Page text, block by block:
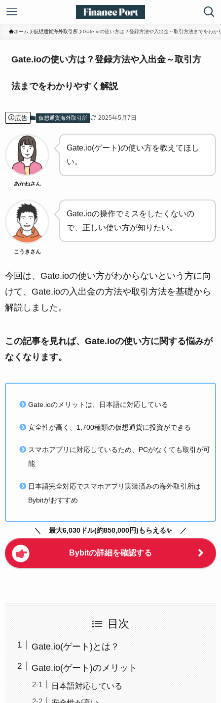
ホーム 仮想通貨海外取引所 Gate.ioの使い方は？登録方法や入出金～取引方法までをわか
Gate.ioの使い方は？登録方法や入出金～取引方
法までをわかりやすく解説
広告 仮想通貨海外取引所 2025年5月7日
あかねさん
Gate.io(ゲート)の使い方を教えてほし
い。
こうきさん
Gate.ioの操作でミスをしたくないの
で、正しい使い方が知りたい。
今回は、Gate.ioの使い方がわからないという方に向
けて、Gate.ioの入出金の方法や取引方法を基礎から
解説しました。
この記事を見れば、Gate.ioの使い方に関する悩みが
なくなります。
Gate.ioのメリットは、日本語に対応している
安全性が高く、1,700種類の仮想通貨に投資ができる
スマホアプリに対応しているため、PCがなくても取引が可
能
日本語完全対応でスマホアプリ実装済みの海外取引所は
Bybitがおすすめ
最大6,030ドル(約850,000円)もらえる✨
Bybitの詳細を確認する
目次
Gate.io(ゲート)とは？
Gate.io(ゲート)のメリット
日本語対応している